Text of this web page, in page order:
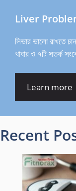
Liver
লিভার ভালো রাখতে
খাবার ও ৭টি সতর্ক
Learn more
Recent